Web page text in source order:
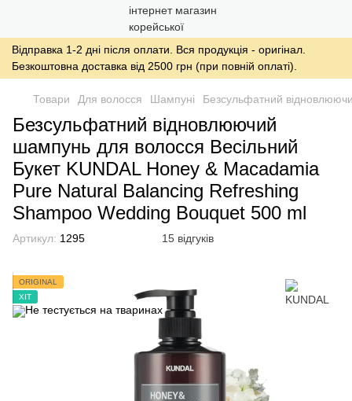
Відправка 1-2 дні після оплати. Вся продукція - оригінал.
Безкоштовна доставка від 2500 грн (при повній оплаті).
Товари Для волосся Шампуні Безсульфатний
Безсульфатний відновлюючий
шампунь для волосся Весільний
Букет KUNDAL Honey & Macadamia
Pure Natural Balancing Refreshing
Shampoo Wedding Bouquet 500 ml
Артикул: 1295 15 відгуків
ORIGINAL
ХІТ